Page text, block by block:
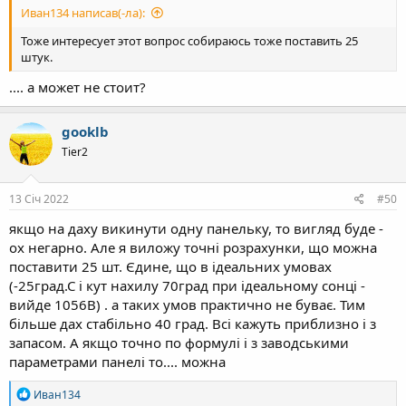
Иван134 написав(-ла):
Тоже интересует этот вопрос собираюсь тоже поставить 25
штук.
.... а может не стоит?
gooklb
Tier2
13 Січ 2022 #50
якщо на даху викинути одну панельку, то вигляд буде -
ох негарно. Але я виложу точні розрахунки, що можна
поставити 25 шт. Єдине, що в ідеальних умовах
(-25град.С і кут нахилу 70град при ідеальному сонці -
вийде 1056В) . а таких умов практично не буває. Тим
більше дах стабільно 40 град. Всі кажуть приблизно і з
запасом. А якщо точно по формулі і з заводськими
параметрами панелі то.... можна
Р
Иван134